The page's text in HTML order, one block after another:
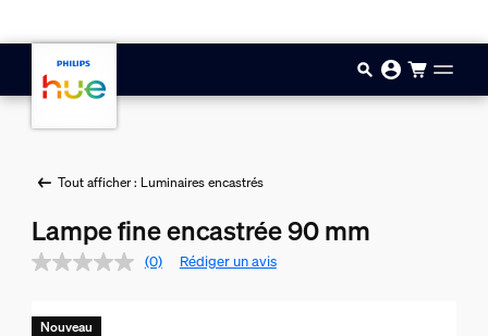
Tout afficher : Luminaires encastrés
Lampe fine encastrée 90 mm
(0) Rédiger un avis
Nouveau